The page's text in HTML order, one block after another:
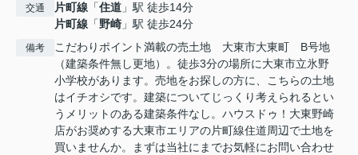
交通 片町線 「住道 」駅 徒歩14分
片町線 「野崎 」駅 徒歩24分
備考
こだわりポイント満載の売土地 大東市大東町 B号地
（建築条件無し更地）。徒歩3分の場所に大東市立氷野
小学校があります。売地をお探しの方に、こちらの土地
はイチオシです。建築についてじっくり考えられるとい
うメリットのある建築条件なし。ハウスドゥ！大東野崎
店がお奨めする大東市エリアの片町線住道周辺で土地を
買いませんか。まずは当社にまでお気軽にお問い合わせ